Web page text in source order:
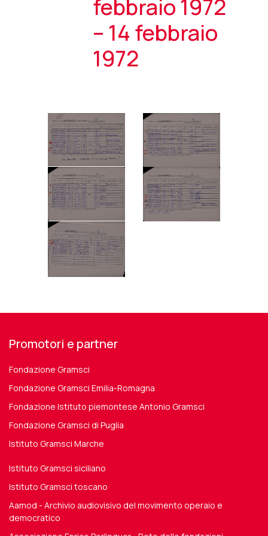
febbraio 1972
– 14 febbraio
1972
Promotori e partner
Fondazione Gramsci
Fondazione Gramsci Emilia-Romagna
Fondazione Istituto piemontese Antonio Gramsci
Fondazione Gramsci di Puglia
Istituto Gramsci Marche
Istituto Gramsci siciliano
Istituto Gramsci toscano
Aamod - Archivio audiovisivo del movimento operaio e
democratico